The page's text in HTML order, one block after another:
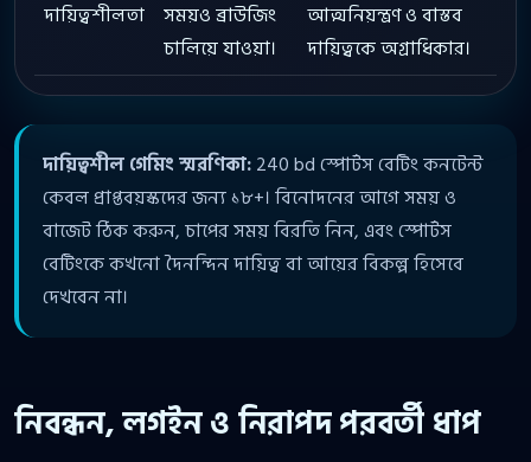
দায়িত্বশীলতা
সময়ও ব্রাউজিং
চালিয়ে যাওয়া।
আত্মনিয়ন্ত্রণ ও বাস্তব
দায়িত্বকে অগ্রাধিকার।
দায়িত্বশীল গেমিং স্মরণিকা:240 bd স্পোর্টস বেটিং কনটেন্ট
কেবল প্রাপ্তবয়স্কদের জন্য ১৮+। বিনোদনের আগে সময় ও
বাজেট ঠিক করুন, চাপের সময় বিরতি নিন, এবং স্পোর্টস
বেটিংকে কখনো দৈনন্দিন দায়িত্ব বা আয়ের বিকল্প হিসেবে
দেখবেন না।
নিবন্ধন, লগইন ও নিরাপদ পরবর্তী ধাপ